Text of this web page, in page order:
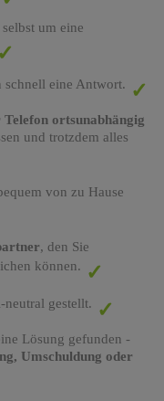
um eine
schnell eine Antwort.
ortsunabhängig
und trotzdem alles
von zu Hause
, den Sie
können.
gestellt.
Lösung gefunden -
Umschuldung oder